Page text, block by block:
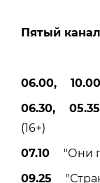
Пятый канал
06.00,
06.30, 05.35
(16+)
07.10 "Они
09.25